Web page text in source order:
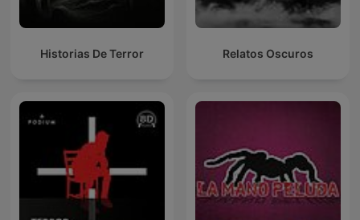
Historias De Terror Relatos Oscuros